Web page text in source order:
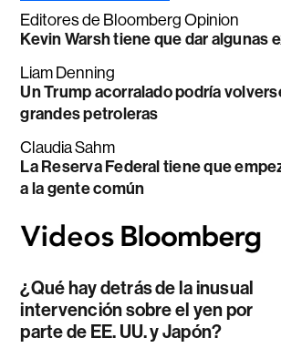
Editores de Bloomberg Opinion
Kevin Warsh tiene que dar algunas
Liam Denning
Un Trump acorralado podría
grandes petroleras
Claudia Sahm
La Reserva Federal tiene que
a la gente común
¿Qué hay detrás de la inusual
intervención sobre el yen por
parte de EE. UU. y Japón?